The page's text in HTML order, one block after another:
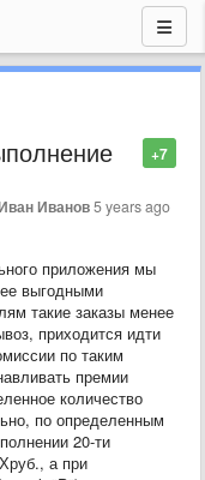
+7
Иванов5 years ago
приложения мы
выгодными
такие заказы менее
приходится идти
по таким
премии
количество
по определенным
20-ти
а при